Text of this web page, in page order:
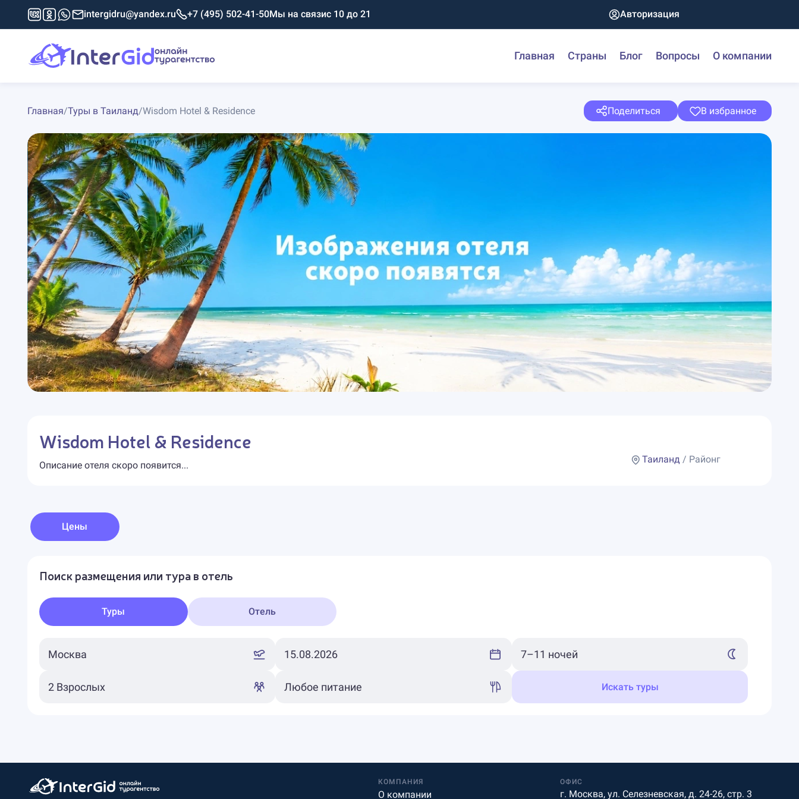
intergidru@yandex.ru +7 (495) 502-41-50Мы на связис 10 до 21 Авторизация
Главная Страны Блог Вопросы О компании
Главная/Туры в Таиланд/Wisdom Hotel & Residence Поделиться В избранное
Wisdom Hotel & Residence
Описание отеля скоро появится...
Таиланд/ Районг
Цены
Поиск размещения или тура в отель
Туры Отель
Искать туры
КОМПАНИЯ
О компании
ОФИС
г. Москва, ул. Селезневская, д. 24-26, стр. 3